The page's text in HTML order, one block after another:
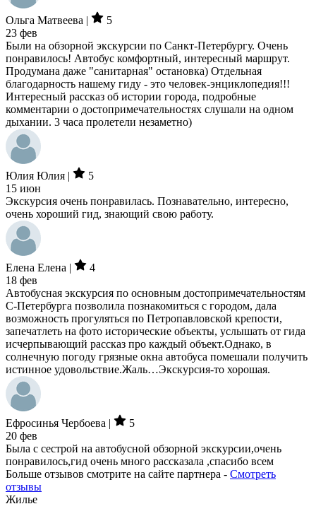
Ольга Матвеева |
5
23 фев
Были на обзорной экскурсии по Санкт-Петербургу. Очень
понравилось! Автобус комфортный, интересный маршрут.
Продумана даже "санитарная" остановка) Отдельная
благодарность нашему гиду - это человек-энциклопедия!!!
Интересный рассказ об истории города, подробные
комментарии о достопримечательностях слушали на одном
дыхании. 3 часа пролетели незаметно)
Юлия Юлия |
5
15 июн
Экскурсия очень понравилась. Познавательно, интересно,
очень хороший гид, знающий свою работу.
Елена Елена |
4
18 фев
Автобусная экскурсия по основным достопримечательностям
С-Петербурга позволила познакомиться с городом, дала
возможность прогуляться по Петропавловской крепости,
запечатлеть на фото исторические объекты, услышать от гида
исчерпывающий рассказ про каждый объект.Однако, в
солнечную погоду грязные окна автобуса помешали получить
истинное удовольствие.Жаль…Экскурсия-то хорошая.
Ефросинья Чербоева |
5
20 фев
Была с сестрой на автобусной обзорной экскурсии,очень
понравилось,гид очень много рассказала ,спасибо всем
Больше отзывов смотрите на сайте партнера - Смотреть
отзывы
Жилье